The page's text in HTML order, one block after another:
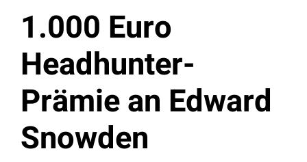
1.000 Euro
Headhunter-
Prämie an Edward
Snowden